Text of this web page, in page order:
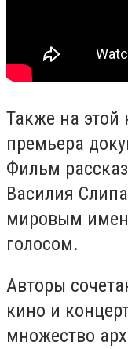
Также на этой
премьера
Фильм
Василия
мировым
голосом.
Авторы
кино и
множество